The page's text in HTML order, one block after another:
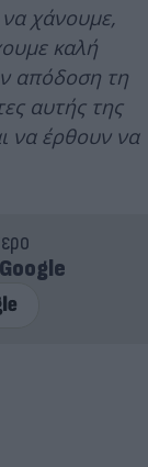
χάνουμε,
καλή
απόδοση τη
αυτής της
να έρθουν να
Google